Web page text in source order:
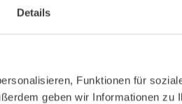
Details
Funktionen für
geben wir Informationen zu
Jetzt